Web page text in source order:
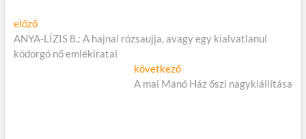
Bejegyzés
navigáció
előzőElőző
cikk:
ANYA-LÍZIS 8.: A hajnal rózsaujja, avagy egy kialvatlanul
kódorgó nő emlékiratai
következőKövetkező
cikk:
A mai Manó Ház őszi nagykiállítása